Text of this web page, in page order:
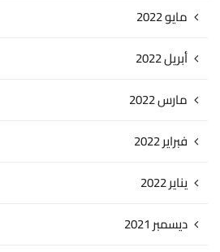
مايو 2022
أبريل 2022
مارس 2022
فبراير 2022
يناير 2022
ديسمبر 2021